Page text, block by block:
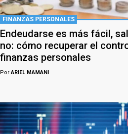
FINANZAS PERSONALES
Endeudarse es más fácil,
no: cómo recuperar el
finanzas personales
PorARIEL MAMANI